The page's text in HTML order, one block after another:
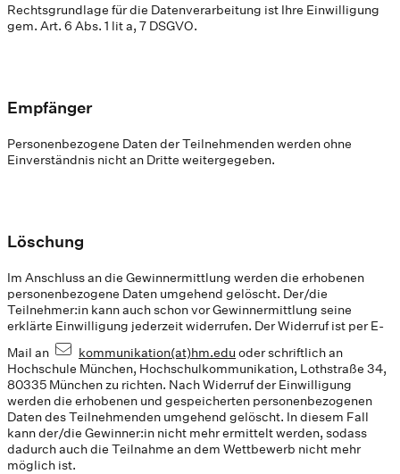
Rechtsgrundlage für die Datenverarbeitung ist Ihre Einwilligung
gem. Art. 6 Abs. 1 lit a, 7 DSGVO.
Empfänger
Personenbezogene Daten der Teilnehmenden werden ohne
Einverständnis nicht an Dritte weitergegeben.
Löschung
Im Anschluss an die Gewinnermittlung werden die erhobenen
personenbezogene Daten umgehend gelöscht. Der/die
Teilnehmer:in kann auch schon vor Gewinnermittlung seine
erklärte Einwilligung jederzeit widerrufen. Der Widerruf ist per E-
Mail an
kommunikation(at)hm.edu oder schriftlich an
Hochschule München, Hochschulkommunikation, Lothstraße 34,
80335 München zu richten. Nach Widerruf der Einwilligung
werden die erhobenen und gespeicherten personenbezogenen
Daten des Teilnehmenden umgehend gelöscht. In diesem Fall
kann der/die Gewinner:in nicht mehr ermittelt werden, sodass
dadurch auch die Teilnahme an dem Wettbewerb nicht mehr
möglich ist.